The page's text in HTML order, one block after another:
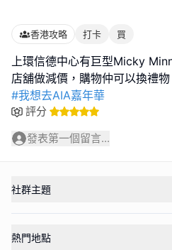
香港攻略 打卡 買
上環信德中心有巨型Micky
#我想去AIA嘉年華
評分
發表第一個留言...
社群主題
熱門地點